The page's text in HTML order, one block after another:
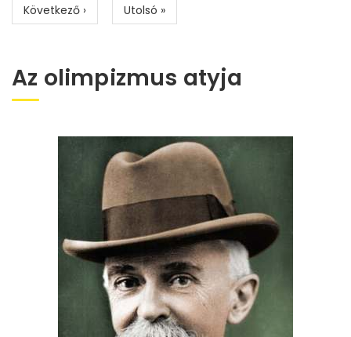
Következő
oldal
Következő ›
Utolsó
oldal
Utolsó »
Az olimpizmus atyja